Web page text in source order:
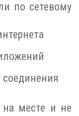
по сетевому
соединения
месте и не